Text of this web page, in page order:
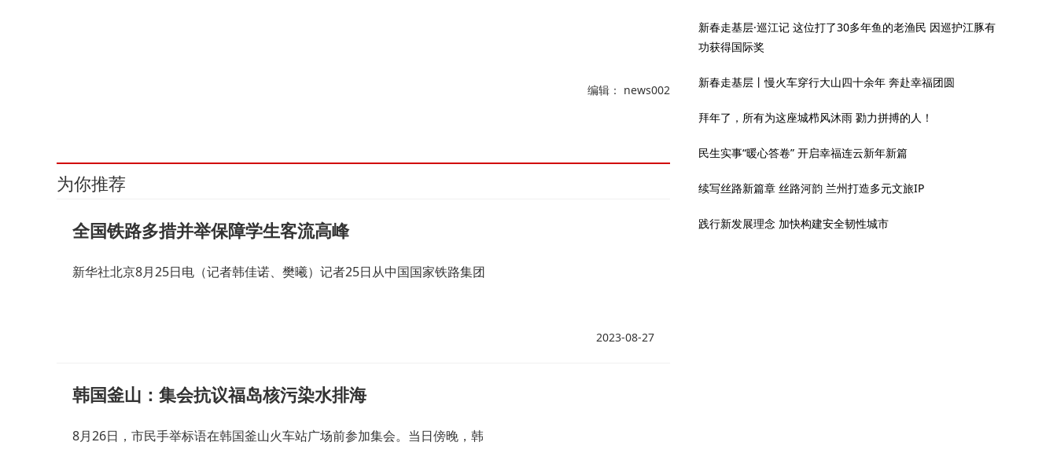
编辑： news002
为你推荐
全国铁路多措并举保障学生客流高峰
新华社北京8月25日电（记者韩佳诺、樊曦）记者25日从中国国家铁路集团
2023-08-27
韩国釜山：集会抗议福岛核污染水排海
8月26日，市民手举标语在韩国釜山火车站广场前参加集会。当日傍晚，韩
新春走基层·巡江记 这位打了30多年鱼的老渔民 因巡护江豚有
功获得国际奖
新春走基层丨慢火车穿行大山四十余年 奔赴幸福团圆
拜年了，所有为这座城栉风沐雨 勠力拼搏的人！
民生实事“暖心答卷” 开启幸福连云新年新篇
续写丝路新篇章 丝路河韵 兰州打造多元文旅IP
践行新发展理念 加快构建安全韧性城市